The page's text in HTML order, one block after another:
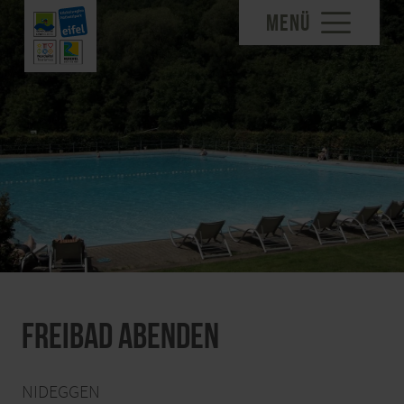
MENÜ
Freibad Abenden
NIDEGGEN